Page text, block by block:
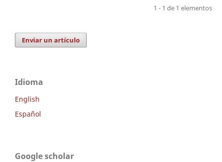
1 - 1 de 1 elementos
Enviar un artículo
Idioma
English
Español
Google scholar